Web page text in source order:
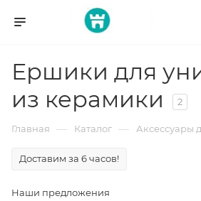
Ершики для
из керамики
2
Главная — Каталог — Аксессуары
Доставим за 6 часов!
Наши предложения